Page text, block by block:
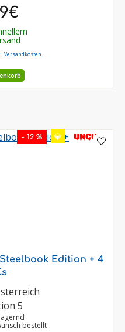
€
Versandkosten
- 12 % 💎 UNCUT
Edition + 4
5
bestellt